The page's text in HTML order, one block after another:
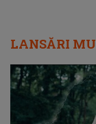
LANSĂRI